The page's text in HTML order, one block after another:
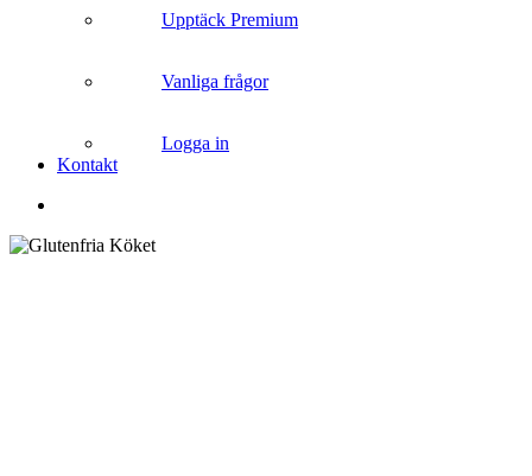
Upptäck Premium
Vanliga frågor
Logga in
Kontakt